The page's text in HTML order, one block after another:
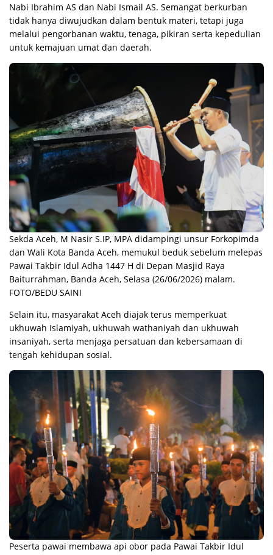
Nabi Ibrahim AS dan Nabi Ismail AS. Semangat berkurban
tidak hanya diwujudkan dalam bentuk materi, tetapi juga
melalui pengorbanan waktu, tenaga, pikiran serta kepedulian
untuk kemajuan umat dan daerah.
Sekda Aceh, M Nasir S.IP, MPA didampingi unsur Forkopimda
dan Wali Kota Banda Aceh, memukul beduk sebelum melepas
Pawai Takbir Idul Adha 1447 H di Depan Masjid Raya
Baiturrahman, Banda Aceh, Selasa (26/06/2026) malam.
FOTO/BEDU SAINI
Selain itu, masyarakat Aceh diajak terus memperkuat
ukhuwah Islamiyah, ukhuwah wathaniyah dan ukhuwah
insaniyah, serta menjaga persatuan dan kebersamaan di
tengah kehidupan sosial.
Peserta pawai membawa api obor pada Pawai Takbir Idul